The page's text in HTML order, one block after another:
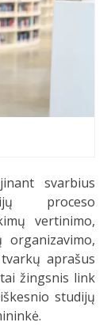
svarbius
proceso
vertinimo,
aprašus
žingsnis link
studijų